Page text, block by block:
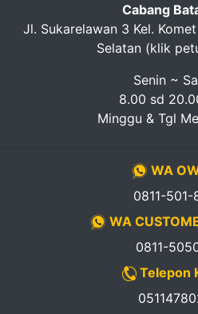
Cabang
Jl. Sukarelawan 3 Kel.
Selatan (klik
Senin ~
8.00 sd
Minggu & Tgl
WA
0811-501-
WA
0811-
Telepon